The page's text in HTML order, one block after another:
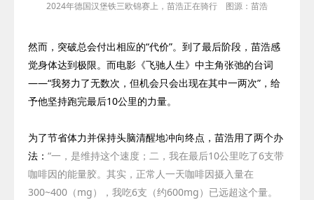
2024年德国汉堡铁三欧锦赛上，苗浩正在骑行 图源：苗浩
然而，突破总会付出相应的“代价”。到了最后阶段，苗浩感
觉身体达到极限。而电影《飞驰人生》中主角张弛的台词
——“我努力了无数次，但机会只会出现在其中一两次” ，给
予他坚持跑完最后10公里的力量。
为了节省体力并保持头脑清醒地冲向终点，苗浩用了两个办
法： “一，是维持这个速度；二，我在最后10公里吃了6支带
咖啡因的能量胶。其实，正常人一天咖啡因摄入量在
300~400 （mg），我吃6支（约600mg）已远超这个量。